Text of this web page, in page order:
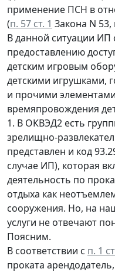
применение ПСН в
(п. 57 ст. 1 Закона N 53,
В данной ситуации ИП
предоставлению
детским игровым
детскими игрушками,
и прочими
времяпровождения
1. В ОКВЭД2 есть
зрелищно-
представлен и код
случае ИП), которая
деятельность по
отдыха как
сооружения. Но, на
услуги не отвечают
Поясним.
В соответствии с п. 1
проката